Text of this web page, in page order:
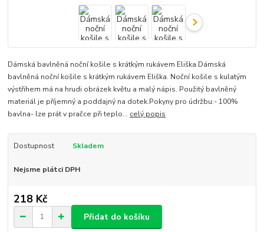
Dámská bavlněná noční košile s krátkým rukávem Eliška.Dámská
bavlněná noční košile s krátkým rukávem Eliška. Noční košile s kulatým
výstřihem má na hrudi obrázek květu a malý nápis. Použitý bavlněný
materiál je příjemný a poddajný na dotek.Pokyny pro údržbu:- 100%
bavlna- lze prát v pračce při teplo... celý popis
Dostupnost Skladem
Nejsme plátci DPH
218 Kč
Přidat do košíku